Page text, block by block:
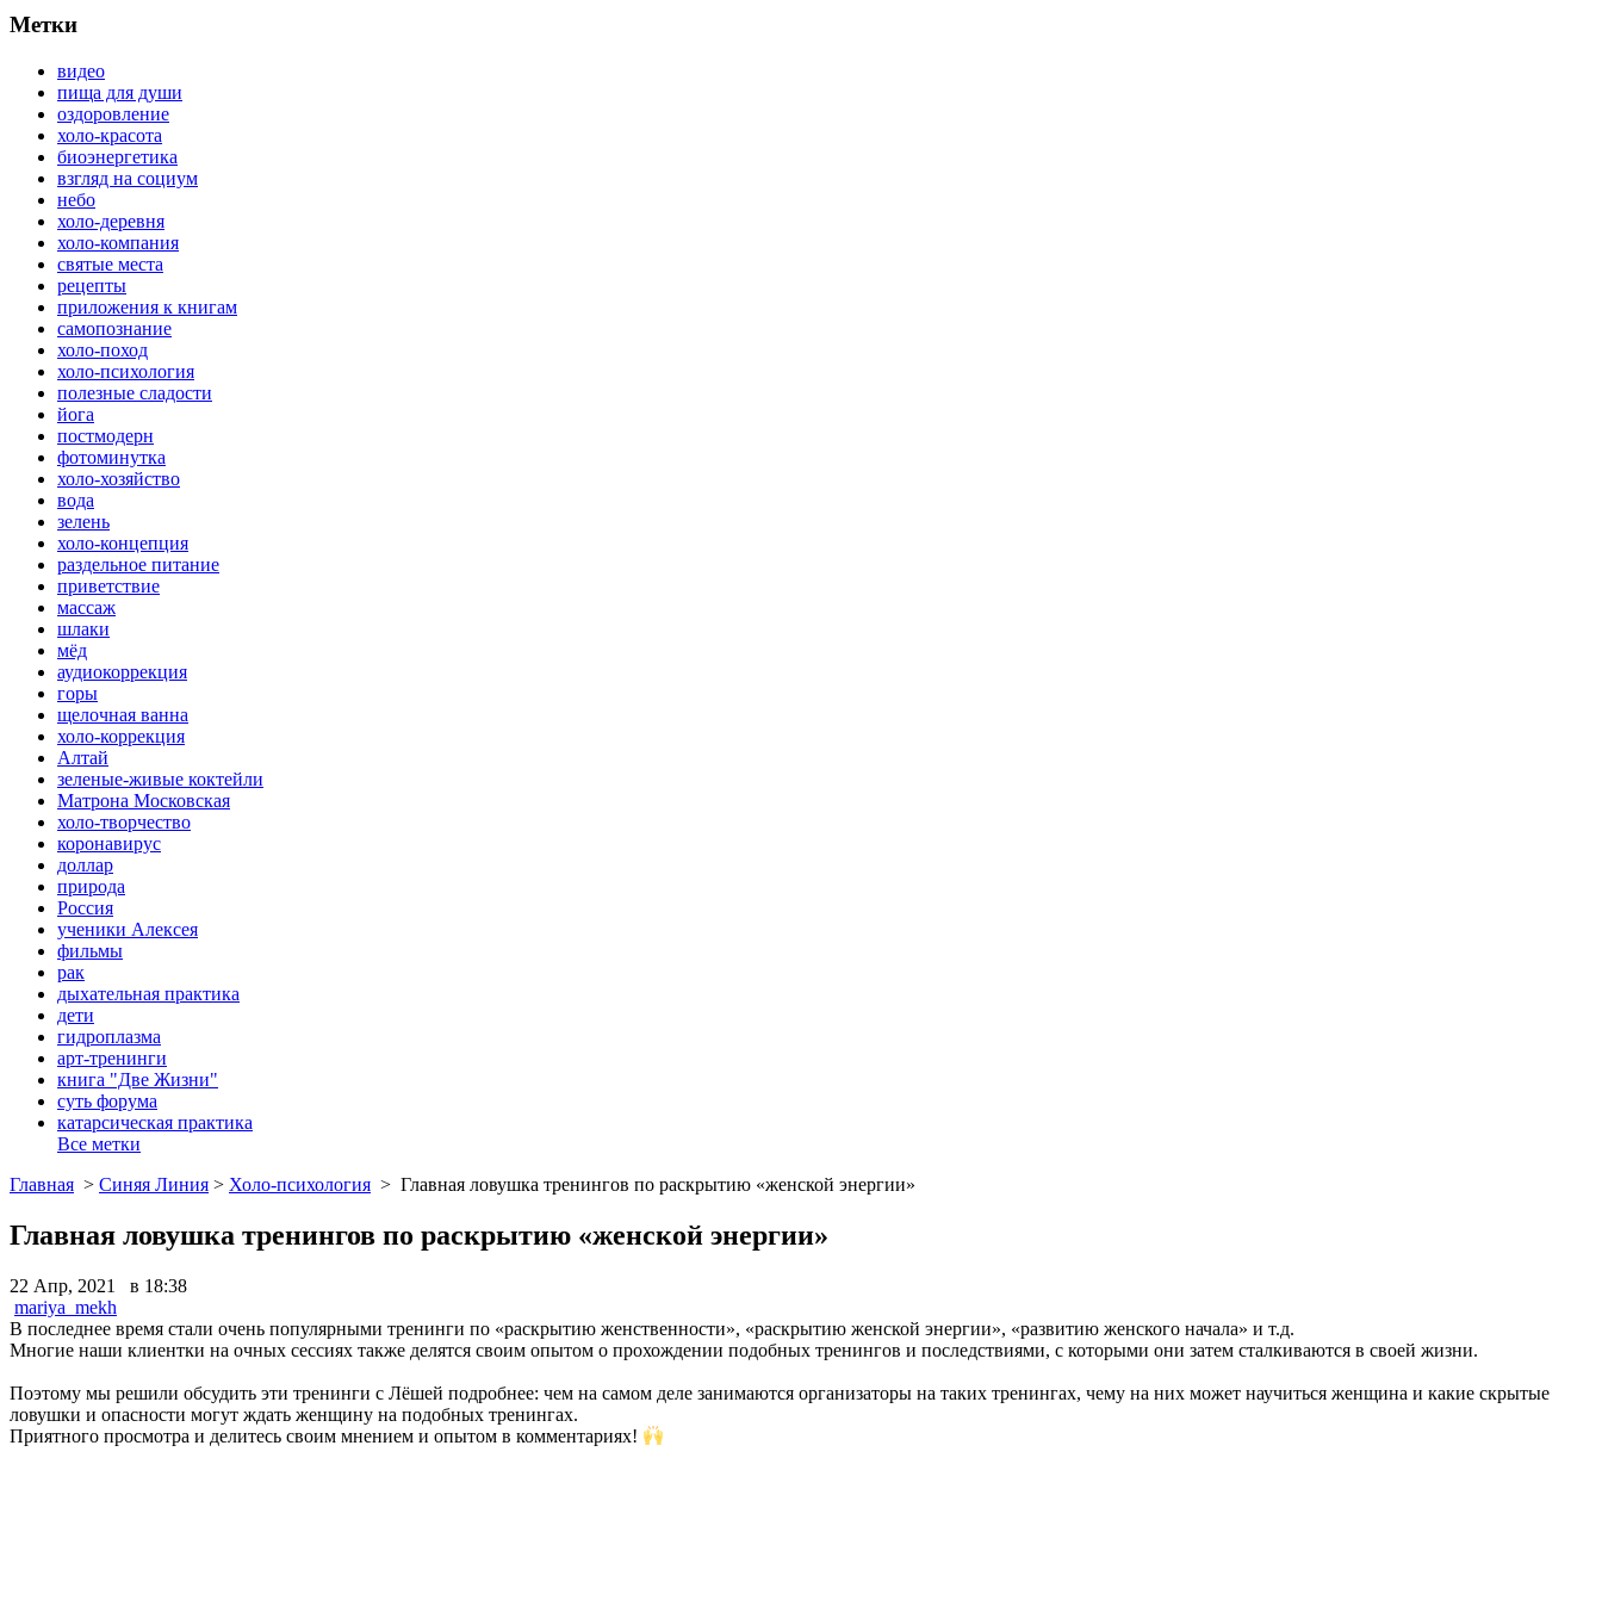
Метки
видео
пища для души
оздоровление
холо-красота
биоэнергетика
взгляд на социум
небо
холо-деревня
холо-компания
святые места
рецепты
приложения к книгам
самопознание
холо-поход
холо-психология
полезные сладости
йога
постмодерн
фотоминутка
холо-хозяйство
вода
зелень
холо-концепция
раздельное питание
приветствие
массаж
шлаки
мёд
аудиокоррекция
горы
щелочная ванна
холо-коррекция
Алтай
зеленые-живые коктейли
Матрона Московская
холо-творчество
коронавирус
доллар
природа
Россия
ученики Алексея
фильмы
рак
дыхательная практика
дети
гидроплазма
арт-тренинги
книга "Две Жизни"
суть форума
катарсическая практика
Все метки
Главная > Синяя Линия > Холо-психология > Главная ловушка тренингов по раскрытию «женской энергии»
Главная ловушка тренингов по раскрытию «женской энергии»
22 Апр, 2021 в 18:38
mariya_mekh
В последнее время стали очень популярными тренинги по «раскрытию женственности», «раскрытию женской энергии», «развитию женского начала» и т.д.
Многие наши клиентки на очных сессиях также делятся своим опытом о прохождении подобных тренингов и последствиями, с которыми они затем сталкиваются в своей жизни.
Поэтому мы решили обсудить эти тренинги с Лёшей подробнее: чем на самом деле занимаются организаторы на таких тренингах, чему на них может научиться женщина и какие скрытые
ловушки и опасности могут ждать женщину на подобных тренингах.
Приятного просмотра и делитесь своим мнением и опытом в комментариях!